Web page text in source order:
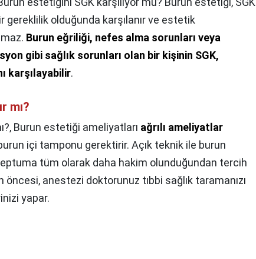
gereklilik olduğunda karşılanır ve estetik
Burun eğriliği, nefes alma sorunları veya
gibi sağlık sorunları olan bir kişinin SGK,
karşılayabilir.
mı?
Burun estetiği ameliyatları ağrılı ameliyatlar
içi tamponu gerektirir. Açık teknik ile burun
tüm olarak daha hakim olunduğundan tercih
anestezi doktorunuz tıbbi sağlık taramanızı
yapar.